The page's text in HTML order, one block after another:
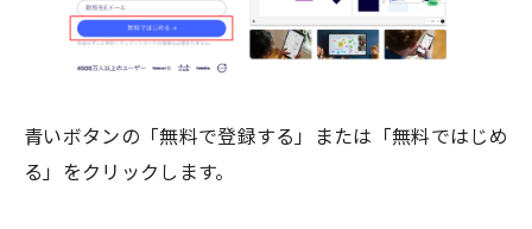
青いボタンの「無料で登録する」または「無料ではじめ
る」をクリックします。